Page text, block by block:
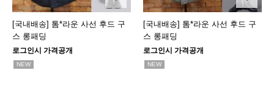
[국내배송] 톰*라운 사선 후드 구
스 롱패딩
로그인시 가격공개
NEW
[국내배송] 톰*라운 사선 후드 구
스 롱패딩
로그인시 가격공개
NEW